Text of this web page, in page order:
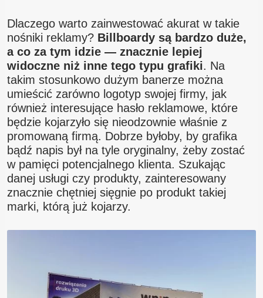
Dlaczego warto zainwestować akurat w takie
nośniki reklamy? Billboardy są bardzo duże,
a co za tym idzie — znacznie lepiej
widoczne niż inne tego typu grafiki. Na
takim stosunkowo dużym banerze można
umieścić zarówno logotyp swojej firmy, jak
również interesujące hasło reklamowe, które
będzie kojarzyło się nieodzownie właśnie z
promowaną firmą. Dobrze byłoby, by grafika
bądź napis był na tyle oryginalny, żeby zostać
w pamięci potencjalnego klienta. Szukając
danej usługi czy produkty, zainteresowany
znacznie chętniej sięgnie po produkt takiej
marki, którą już kojarzy.